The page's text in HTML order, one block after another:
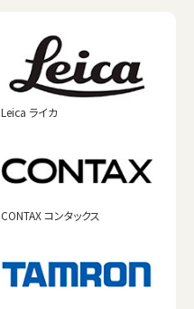
Leica ライカ
CONTAX コンタックス